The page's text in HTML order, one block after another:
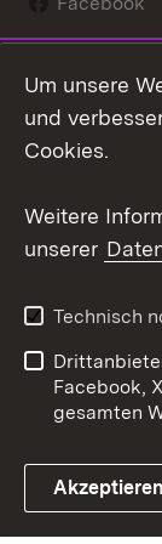
Social Wall
Youtube
Link zum
Kontakt
Barrierefreiheit
Impressum
Um unsere
und
Cookies.
Weitere
unserer
Technisch
Facebook,
gesamten
Akzeptieren